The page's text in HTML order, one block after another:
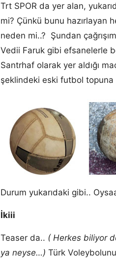
Trt SPOR da yer alan,
mi? Çünkü bunu hazırlayan
neden mi..? Şundan
Vedii Faruk gibi efsanelerle
Santrhaf olarak yer aldığı
şeklindeki eski futbol
Durum yukarıdaki gibi..
İkiii
Teaser da.. ( Herkes biliyor
ya neyse…) Türk